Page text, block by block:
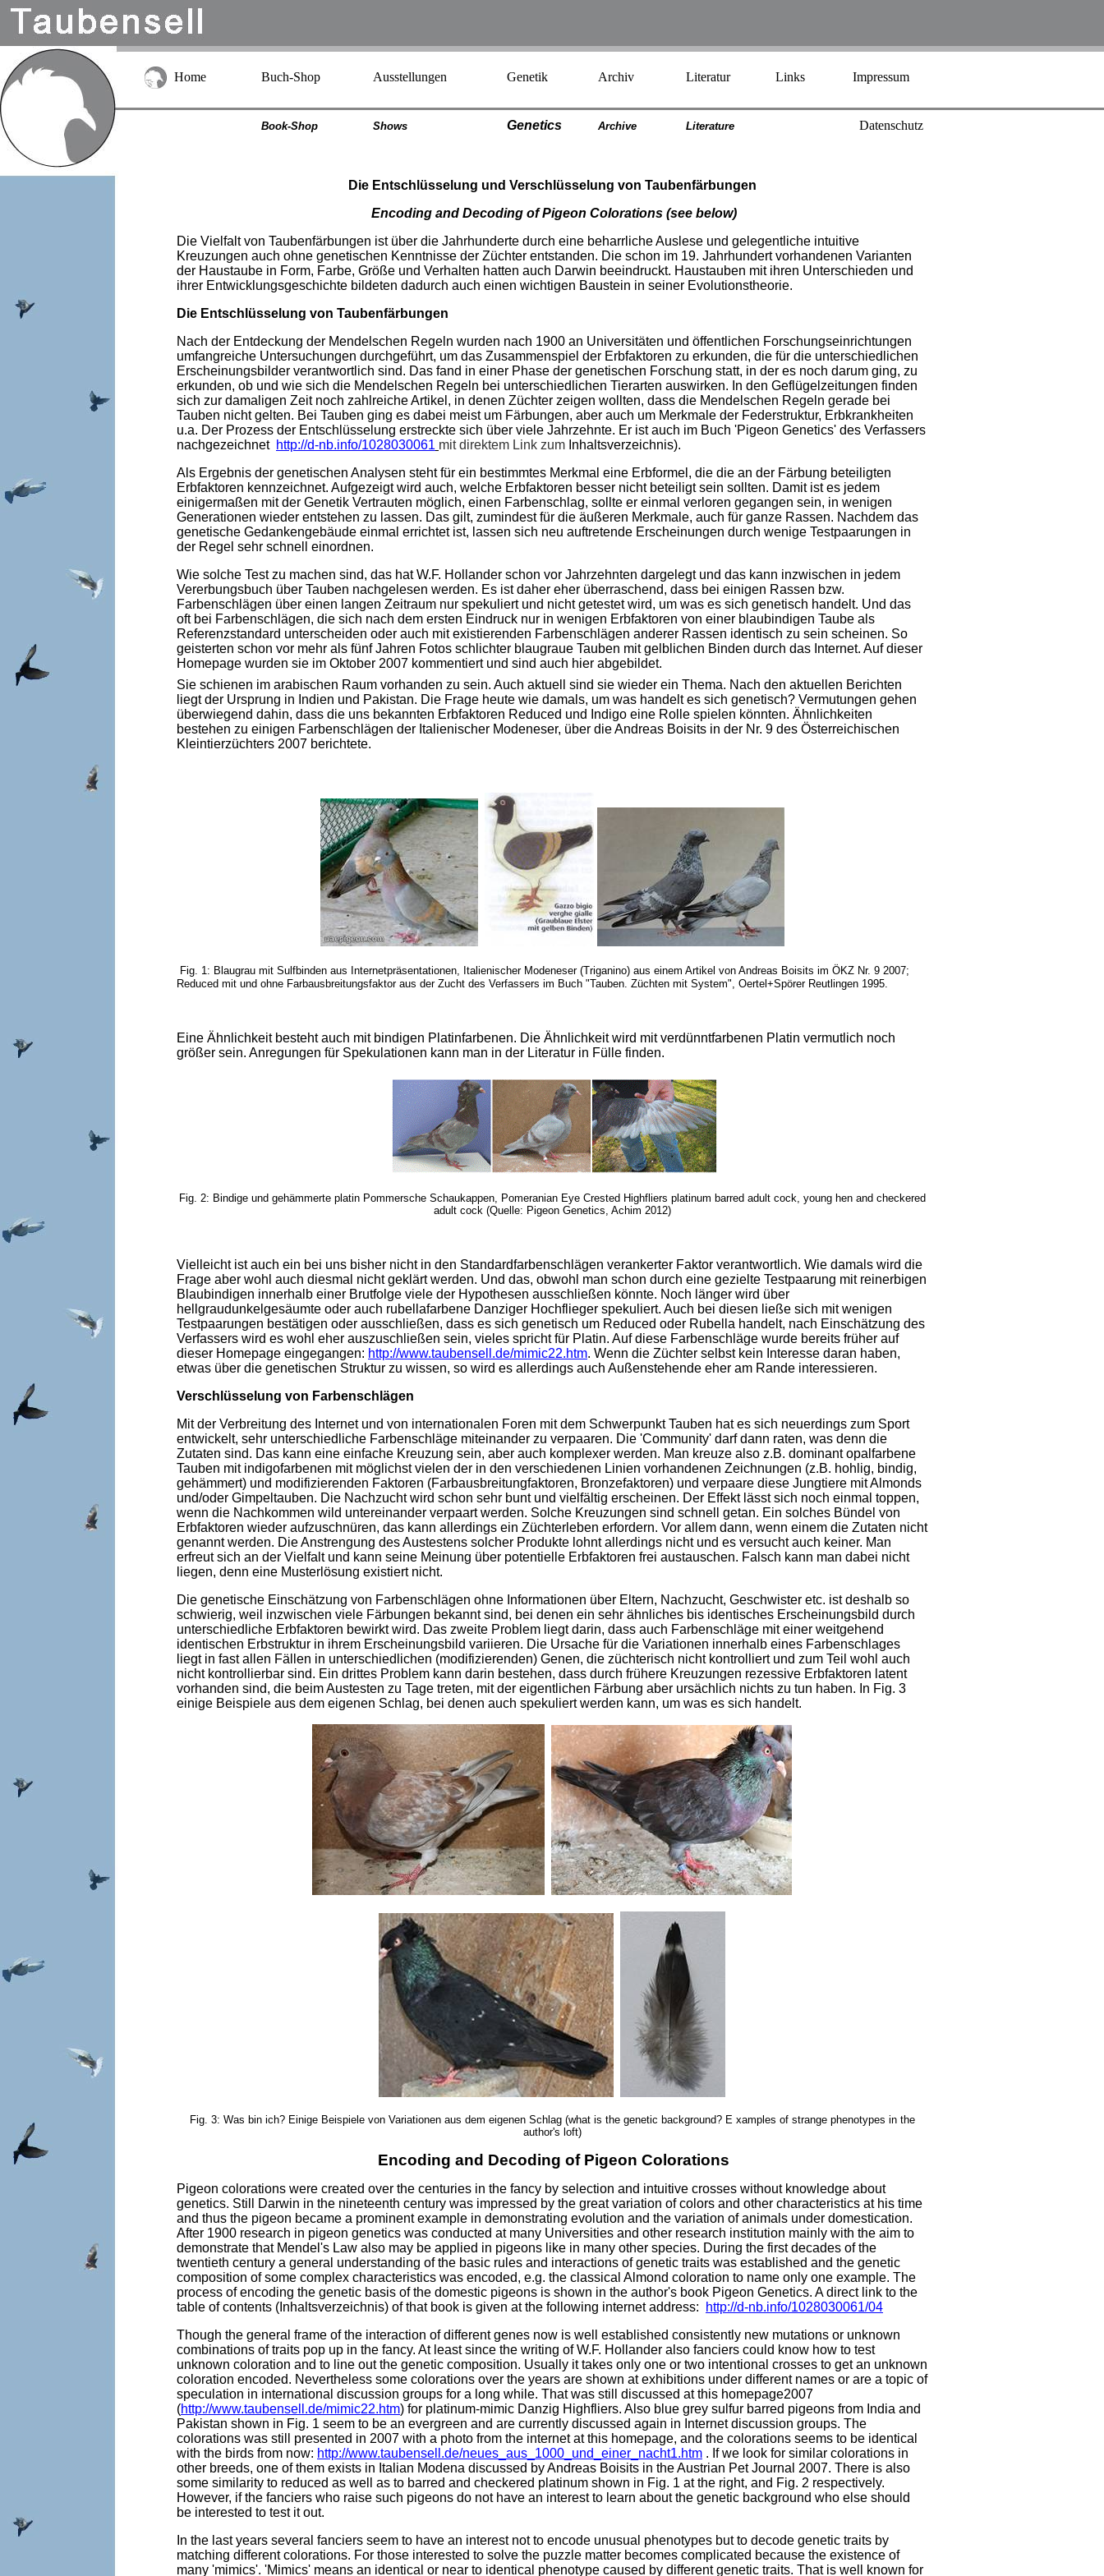
Home Buch-Shop Ausstellungen Genetik Archiv Literatur Links Impressum
Book-Shop Shows Genetics Archive Literature Datenschutz
Die Entschlüsselung und Verschlüsselung von Taubenfärbungen
Encoding and Decoding of Pigeon Colorations(see below)
Die Vielfalt von Taubenfärbungen ist über die Jahrhunderte durch eine beharrliche Auslese und gelegentliche intuitive
Kreuzungen auch ohne genetischen Kenntnisse der Züchter entstanden. Die schon im 19. Jahrhundert vorhandenen Varianten
der Haustaube in Form, Farbe, Größe und Verhalten hatten auch Darwin beeindruckt. Haustauben mit ihren Unterschieden und
ihrer Entwicklungsgeschichte bildeten dadurch auch einen wichtigen Baustein in seiner Evolutionstheorie.
Die Entschlüsselung von Taubenfärbungen
Nach der Entdeckung der Mendelschen Regeln wurden nach 1900 an Universitäten und öffentlichen Forschungseinrichtungen
umfangreiche Untersuchungen durchgeführt, um das Zusammenspiel der Erbfaktoren zu erkunden, die für die unterschiedlichen
Erscheinungsbilder verantwortlich sind. Das fand in einer Phase der genetischen Forschung statt, in der es noch darum ging, zu
erkunden, ob und wie sich die Mendelschen Regeln bei unterschiedlichen Tierarten auswirken. In den Geflügelzeitungen finden
sich zur damaligen Zeit noch zahlreiche Artikel, in denen Züchter zeigen wollten, dass die Mendelschen Regeln gerade bei
Tauben nicht gelten. Bei Tauben ging es dabei meist um Färbungen, aber auch um Merkmale der Federstruktur, Erbkrankheiten
u.a. Der Prozess der Entschlüsselung erstreckte sich über viele Jahrzehnte. Er ist auch im Buch 'Pigeon Genetics' des Verfassers
nachgezeichnet http://d-nb.info/1028030061 mit direktem Link zum Inhaltsverzeichnis).
Als Ergebnis der genetischen Analysen steht für ein bestimmtes Merkmal eine Erbformel, die die an der Färbung beteiligten
Erbfaktoren kennzeichnet. Aufgezeigt wird auch, welche Erbfaktoren besser nicht beteiligt sein sollten. Damit ist es jedem
einigermaßen mit der Genetik Vertrauten möglich, einen Farbenschlag, sollte er einmal verloren gegangen sein, in wenigen
Generationen wieder entstehen zu lassen. Das gilt, zumindest für die äußeren Merkmale, auch für ganze Rassen. Nachdem das
genetische Gedankengebäude einmal errichtet ist, lassen sich neu auftretende Erscheinungen durch wenige Testpaarungen in
der Regel sehr schnell einordnen.
Wie solche Test zu machen sind, das hat W.F. Hollander schon vor Jahrzehnten dargelegt und das kann inzwischen in jedem
Vererbungsbuch über Tauben nachgelesen werden. Es ist daher eher überraschend, dass bei einigen Rassen bzw.
Farbenschlägen über einen langen Zeitraum nur spekuliert und nicht getestet wird, um was es sich genetisch handelt. Und das
oft bei Farbenschlägen, die sich nach dem ersten Eindruck nur in wenigen Erbfaktoren von einer blaubindigen Taube als
Referenzstandard unterscheiden oder auch mit existierenden Farbenschlägen anderer Rassen identisch zu sein scheinen. So
geisterten schon vor mehr als fünf Jahren Fotos schlichter blaugraue Tauben mit gelblichen Binden durch das Internet. Auf dieser
Homepage wurden sie im Oktober 2007 kommentiert und sind auch hier abgebildet.
Sie schienen im arabischen Raum vorhanden zu sein. Auch aktuell sind sie wieder ein Thema. Nach den aktuellen Berichten
liegt der Ursprung in Indien und Pakistan. Die Frage heute wie damals, um was handelt es sich genetisch? Vermutungen gehen
überwiegend dahin, dass die uns bekannten Erbfaktoren Reduced und Indigo eine Rolle spielen könnten. Ähnlichkeiten
bestehen zu einigen Farbenschlägen der Italienischer Modeneser, über die Andreas Boisits in der Nr. 9 des Österreichischen
Kleintierzüchters 2007 berichtete.
Fig. 1: Blaugrau mit Sulfbinden aus Internetpräsentationen, Italienischer Modeneser (Triganino) aus einem Artikel von Andreas Boisits im ÖKZ Nr. 9 2007;
Reduced mit und ohne Farbausbreitungsfaktor aus der Zucht des Verfassers im Buch "Tauben. Züchten mit System", Oertel+Spörer Reutlingen 1995.
Eine Ähnlichkeit besteht auch mit bindigen Platinfarbenen. Die Ähnlichkeit wird mit verdünntfarbenen Platin vermutlich noch
größer sein. Anregungen für Spekulationen kann man in der Literatur in Fülle finden.
Fig. 2: Bindige und gehämmerte platin Pommersche Schaukappen, Pomeranian Eye Crested Highfliers platinum barred adult cock, young hen and checkered
adult cock (Quelle: Pigeon Genetics, Achim 2012)
Vielleicht ist auch ein bei uns bisher nicht in den Standardfarbenschlägen verankerter Faktor verantwortlich. Wie damals wird die
Frage aber wohl auch diesmal nicht geklärt werden. Und das, obwohl man schon durch eine gezielte Testpaarung mit reinerbigen
Blaubindigen innerhalb einer Brutfolge viele der Hypothesen ausschließen könnte. Noch länger wird über
hellgraudunkelgesäumte oder auch rubellafarbene Danziger Hochflieger spekuliert. Auch bei diesen ließe sich mit wenigen
Testpaarungen bestätigen oder ausschließen, dass es sich genetisch um Reduced oder Rubella handelt, nach Einschätzung des
Verfassers wird es wohl eher auszuschließen sein, vieles spricht für Platin. Auf diese Farbenschläge wurde bereits früher auf
dieser Homepage eingegangen: http://www.taubensell.de/mimic22.htm. Wenn die Züchter selbst kein Interesse daran haben,
etwas über die genetischen Struktur zu wissen, so wird es allerdings auch Außenstehende eher am Rande interessieren.
Verschlüsselung von Farbenschlägen
Mit der Verbreitung des Internet und von internationalen Foren mit dem Schwerpunkt Tauben hat es sich neuerdings zum Sport
entwickelt, sehr unterschiedliche Farbenschläge miteinander zu verpaaren. Die 'Community' darf dann raten, was denn die
Zutaten sind. Das kann eine einfache Kreuzung sein, aber auch komplexer werden. Man kreuze also z.B. dominant opalfarbene
Tauben mit indigofarbenen mit möglichst vielen der in den verschiedenen Linien vorhandenen Zeichnungen (z.B. hohlig, bindig,
gehämmert) und modifizierenden Faktoren (Farbausbreitungfaktoren, Bronzefaktoren) und verpaare diese Jungtiere mit Almonds
und/oder Gimpeltauben. Die Nachzucht wird schon sehr bunt und vielfältig erscheinen. Der Effekt lässt sich noch einmal toppen,
wenn die Nachkommen wild untereinander verpaart werden. Solche Kreuzungen sind schnell getan. Ein solches Bündel von
Erbfaktoren wieder aufzuschnüren, das kann allerdings ein Züchterleben erfordern. Vor allem dann, wenn einem die Zutaten nicht
genannt werden. Die Anstrengung des Austestens solcher Produkte lohnt allerdings nicht und es versucht auch keiner. Man
erfreut sich an der Vielfalt und kann seine Meinung über potentielle Erbfaktoren frei austauschen. Falsch kann man dabei nicht
liegen, denn eine Musterlösung existiert nicht.
Die genetische Einschätzung von Farbenschlägen ohne Informationen über Eltern, Nachzucht, Geschwister etc. ist deshalb so
schwierig, weil inzwischen viele Färbungen bekannt sind, bei denen ein sehr ähnliches bis identisches Erscheinungsbild durch
unterschiedliche Erbfaktoren bewirkt wird. Das zweite Problem liegt darin, dass auch Farbenschläge mit einer weitgehend
identischen Erbstruktur in ihrem Erscheinungsbild variieren. Die Ursache für die Variationen innerhalb eines Farbenschlages
liegt in fast allen Fällen in unterschiedlichen (modifizierenden) Genen, die züchterisch nicht kontrolliert und zum Teil wohl auch
nicht kontrollierbar sind. Ein drittes Problem kann darin bestehen, dass durch frühere Kreuzungen rezessive Erbfaktoren latent
vorhanden sind, die beim Austesten zu Tage treten, mit der eigentlichen Färbung aber ursächlich nichts zu tun haben. In Fig. 3
einige Beispiele aus dem eigenen Schlag, bei denen auch spekuliert werden kann, um was es sich handelt.
Fig. 3: Was bin ich? Einige Beispiele von Variationen aus dem eigenen Schlag (what is the genetic background? E xamples of strange phenotypes in the
author's loft)
Encoding and Decoding of Pigeon Colorations
Pigeon colorations were created over the centuries in the fancy by selection and intuitive crosses without knowledge about
genetics. Still Darwin in the nineteenth century was impressed by the great variation of colors and other characteristics at his time
and thus the pigeon became a prominent example in demonstrating evolution and the variation of animals under domestication.
After 1900 research in pigeon genetics was conducted at many Universities and other research institution mainly with the aim to
demonstrate that Mendel's Law also may be applied in pigeons like in many other species. During the first decades of the
twentieth century a general understanding of the basic rules and interactions of genetic traits was established and the genetic
composition of some complex characteristics was encoded, e.g. the classical Almond coloration to name only one example. The
process of encoding the genetic basis of the domestic pigeons is shown in the author's book Pigeon Genetics. A direct link to the
table of contents (Inhaltsverzeichnis) of that book is given at the following internet address:
http://d-nb.info/1028030061/04
Though the general frame of the interaction of different genes now is well established consistently new mutations or unknown
combinations of traits pop up in the fancy. At least since the writing of W.F. Hollander also fanciers could know how to test
unknown coloration and to line out the genetic composition. Usually it takes only one or two intentional crosses to get an unknown
coloration encoded. Nevertheless some colorations over the years are shown at exhibitions under different names or are a topic of
speculation in international discussion groups for a long while. That was still discussed at this homepage2007
(http://www.taubensell.de/mimic22.htm) for platinum-mimic Danzig Highfliers. Also blue grey sulfur barred pigeons from India and
Pakistan shown in Fig. 1 seem to be an evergreen and are currently discussed again in Internet discussion groups. The
colorations was still presented in 2007 with a photo from the internet at this homepage, and the colorations seems to be identical
with the birds from now: http://www.taubensell.de/neues_aus_1000_und_einer_nacht1.htm . If we look for similar colorations in
other breeds, one of them exists in Italian Modena discussed by Andreas Boisits in the Austrian Pet Journal 2007. There is also
some similarity to reduced as well as to barred and checkered platinum shown in Fig. 1 at the right, and Fig. 2 respectively.
However, if the fanciers who raise such pigeons do not have an interest to learn about the genetic background who else should
be interested to test it out.
In the last years several fanciers seem to have an interest not to encode unusual phenotypes but to decode genetic traits by
matching different colorations. For those interested to solve the puzzle matter becomes complicated because the existence of
many 'mimics'. 'Mimics' means an identical or near to identical phenotype caused by different genetic traits. That is well known for